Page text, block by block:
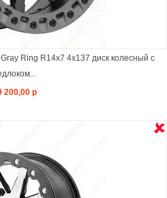
Ring R14x7 4x137 диск колесный с
200,00 р